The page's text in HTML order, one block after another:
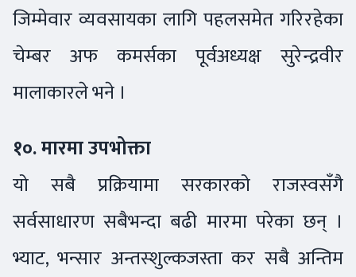
जिम्मेवार व्यवसायका लागि पहलसमेत गरिरहेका
चेम्बर अफ कमर्सका पूर्वअध्यक्ष सुरेन्द्रवीर
मालाकारले भने ।
१०. मारमा उपभोक्ता
यो सबै प्रक्रियामा सरकारको राजस्वसँगै
सर्वसाधारण सबैभन्दा बढी मारमा परेका छन् ।
भ्याट, भन्सार अन्तस्शुल्कजस्ता कर सबै अन्तिम